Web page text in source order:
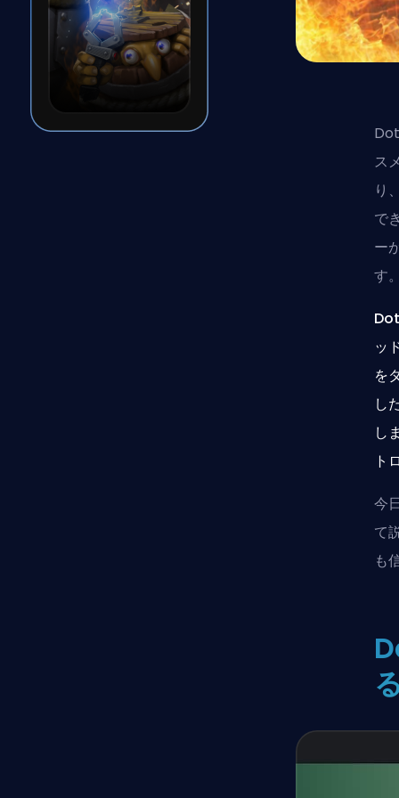
ス
り
で
ー
す
ッ
を
し
し
ト
今
て
も